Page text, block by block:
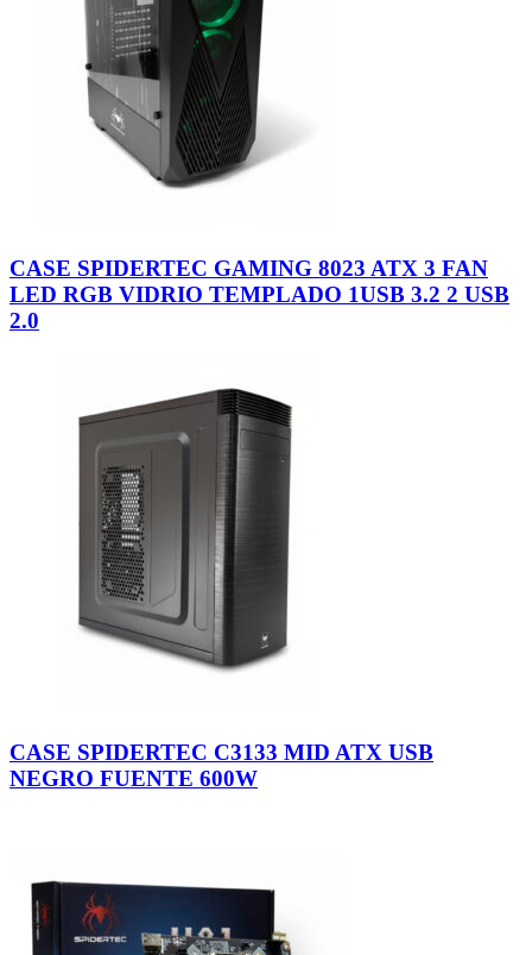
CASE SPIDERTEC GAMING 8023 ATX 3 FAN
LED RGB VIDRIO TEMPLADO 1USB 3.2 2 USB
2.0
CASE SPIDERTEC C3133 MID ATX USB
NEGRO FUENTE 600W